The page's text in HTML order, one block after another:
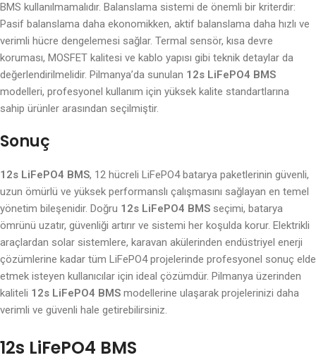
BMS kullanılmamalıdır. Balanslama sistemi de önemli bir kriterdir:
Pasif balanslama daha ekonomikken, aktif balanslama daha hızlı ve
verimli hücre dengelemesi sağlar. Termal sensör, kısa devre
koruması, MOSFET kalitesi ve kablo yapısı gibi teknik detaylar da
değerlendirilmelidir. Pilmanya’da sunulan 12s LiFePO4 BMS
modelleri, profesyonel kullanım için yüksek kalite standartlarına
sahip ürünler arasından seçilmiştir.
Sonuç
12s LiFePO4 BMS, 12 hücreli LiFePO4 batarya paketlerinin güvenli,
uzun ömürlü ve yüksek performanslı çalışmasını sağlayan en temel
yönetim bileşenidir. Doğru 12s LiFePO4 BMS seçimi, batarya
ömrünü uzatır, güvenliği artırır ve sistemi her koşulda korur. Elektrikli
araçlardan solar sistemlere, karavan akülerinden endüstriyel enerji
çözümlerine kadar tüm LiFePO4 projelerinde profesyonel sonuç elde
etmek isteyen kullanıcılar için ideal çözümdür. Pilmanya üzerinden
kaliteli 12s LiFePO4 BMS modellerine ulaşarak projelerinizi daha
verimli ve güvenli hale getirebilirsiniz.
12s LiFePO4 BMS